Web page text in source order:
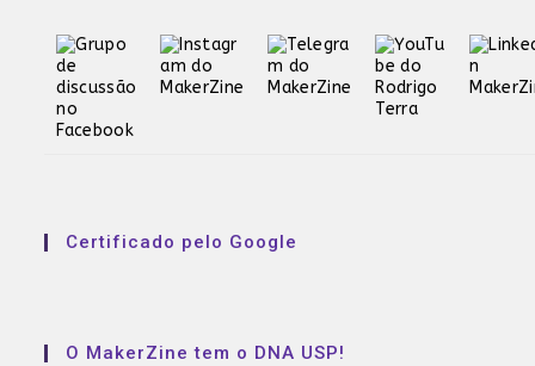
Certificado pelo Google
O MakerZine tem o DNA USP!